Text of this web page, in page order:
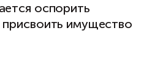
оспорить
имущество